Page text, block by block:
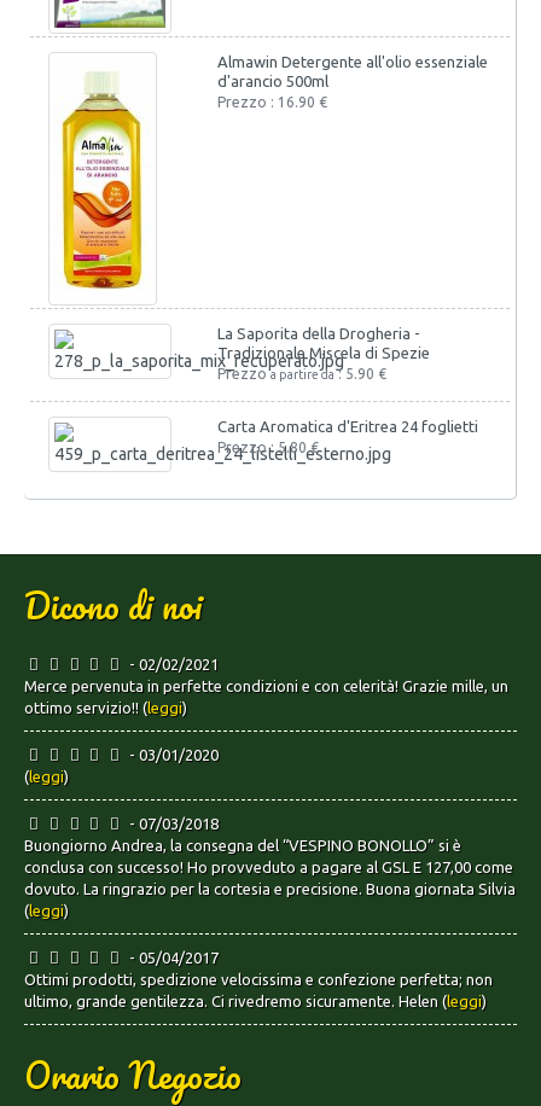
Almawin Detergente all'olio essenziale
d'arancio 500ml
Prezzo : 16.90 €
La Saporita della Drogheria -
Tradizionale Miscela di Spezie
Prezzoa partire da: 5.90 €
Carta Aromatica d'Eritrea 24 foglietti
Prezzo : 5.80 €
Dicono di noi
- 02/02/2021
Merce pervenuta in perfette condizioni e con celerità! Grazie mille, un
ottimo servizio!! (leggi)
- 03/01/2020
(leggi)
- 07/03/2018
Buongiorno Andrea, la consegna del “VESPINO BONOLLO” si è
conclusa con successo! Ho provveduto a pagare al GSL E 127,00 come
dovuto. La ringrazio per la cortesia e precisione. Buona giornata Silvia
(leggi)
- 05/04/2017
Ottimi prodotti, spedizione velocissima e confezione perfetta; non
ultimo, grande gentilezza. Ci rivedremo sicuramente. Helen (leggi)
Orario Negozio